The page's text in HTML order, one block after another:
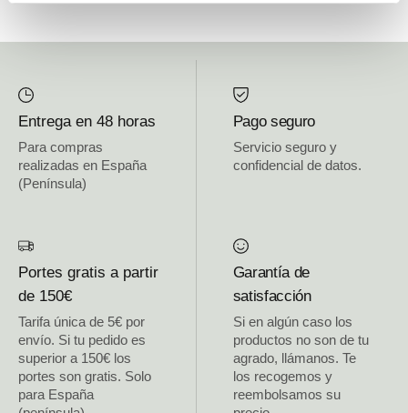
Entrega en 48 horas
Para compras
realizadas en España
(Península)
Pago seguro
Servicio seguro y
confidencial de datos.
Portes gratis a partir
de 150€
Tarifa única de 5€ por
envío. Si tu pedido es
superior a 150€ los
portes son gratis. Solo
para España
Garantía de
satisfacción
Si en algún caso los
productos no son de tu
agrado, llámanos. Te
los recogemos y
reembolsamos su